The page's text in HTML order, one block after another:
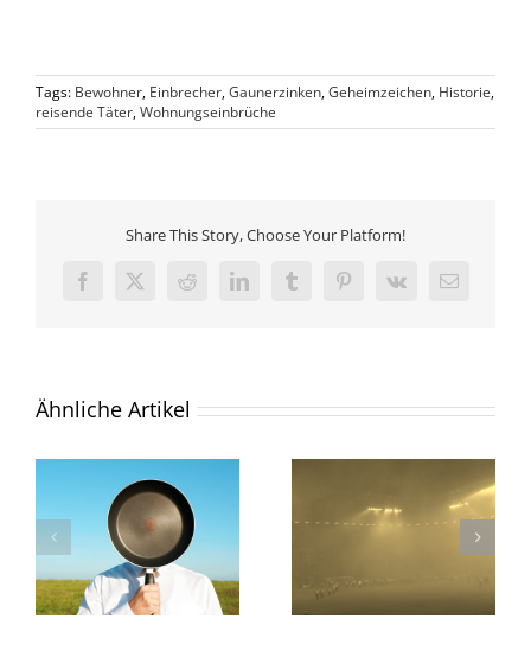
Tags: Bewohner, Einbrecher,Gaunerzinken,Geheimzeichen, Historie,
reisende Täter,Wohnungseinbrüche
Share This Story, Choose Your Platform!
Facebook
X RedditLinkedInTumblrPinterest
Vk
E-
Ähnliche Artikel